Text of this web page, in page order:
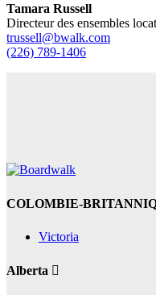
Tamara Russell
Directeur des ensembles
trussell@bwalk.com
(226) 789-1406
COLOMBIE-
Victoria
Alberta